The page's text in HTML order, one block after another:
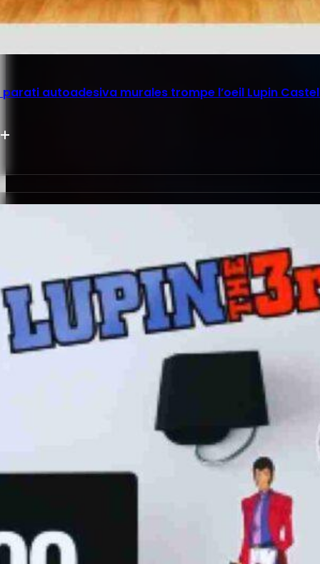
autoadesiva murales trompe l’oeil Lupin